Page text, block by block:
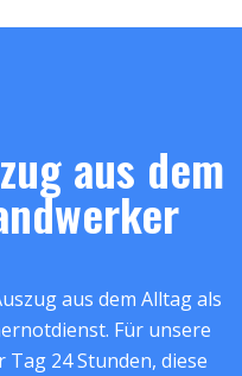
aus dem
aus dem Alltag als
Für unsere
24 Stunden, diese